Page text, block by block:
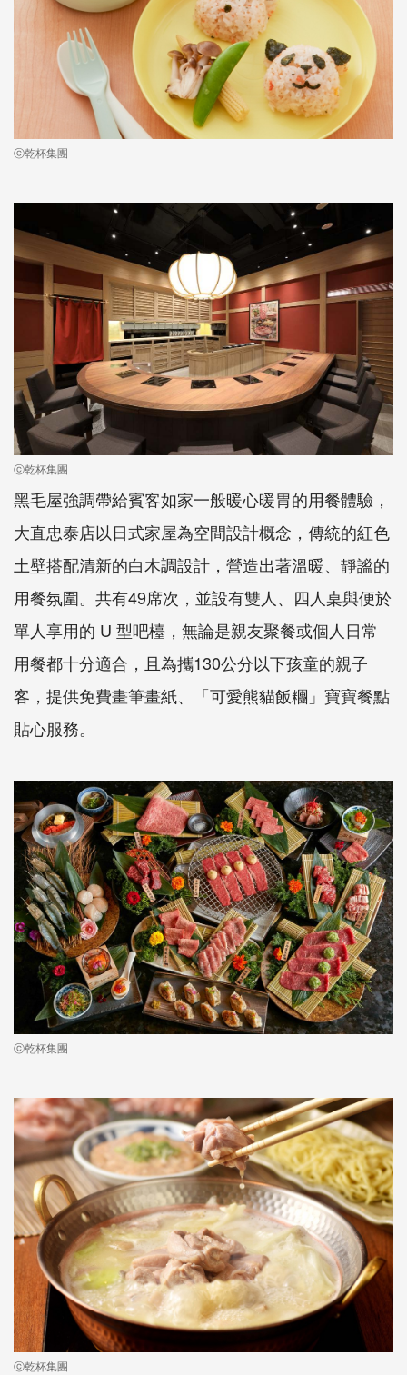
ⓒ乾杯集團
ⓒ乾杯集團
黑毛屋強調帶給賓客如家一般暖心暖胃的用餐體驗，
大直忠泰店以日式家屋為空間設計概念，傳統的紅色
土壁搭配清新的白木調設計，營造出著溫暖、靜謐的
用餐氛圍。共有49席次，並設有雙人、四人桌與便於
單人享用的 U 型吧檯，無論是親友聚餐或個人日常
用餐都十分適合，且為攜130公分以下孩童的親子
客，提供免費畫筆畫紙、「可愛熊貓飯糰」寶寶餐點
貼心服務。
ⓒ乾杯集團
ⓒ乾杯集團